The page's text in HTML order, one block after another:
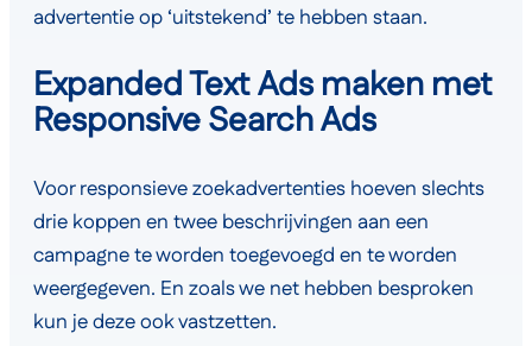
advertentie op ‘uitstekend’ te hebben staan.
Expanded Text Ads maken met
Responsive Search Ads
Voor responsieve zoekadvertenties hoeven slechts
drie koppen en twee beschrijvingen aan een
campagne te worden toegevoegd en te worden
weergegeven. En zoals we net hebben besproken
kun je deze ook vastzetten.